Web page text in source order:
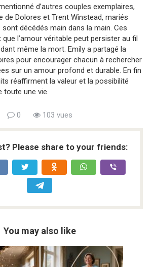
d’autres couples exemplaires,
de Dolores et Trent Winstead, mariés
sont décédés main dans la main. Ces
l’amour véritable peut persister au fil
même la mort. Emily a partagé la
pour encourager chacun à rechercher
sur un amour profond et durable. En fin
réaffirment la valeur et la possibilité
toute une vie.
0 103 vues
Please share to your friends:
You may also like